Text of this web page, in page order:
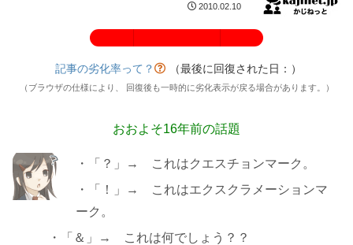
2010.02.10
記事の劣化率って？ （最後に回復された日： ）
（ブラウザの仕様により、 回復後も一時的に劣化表示が戻る場合があります。）
おおよそ16年前の話題
・「？」→ これはクエスチョンマーク。
・「！」→ これはエクスクラメーションマ
ーク。
・「＆」→ これは何でしょう？？